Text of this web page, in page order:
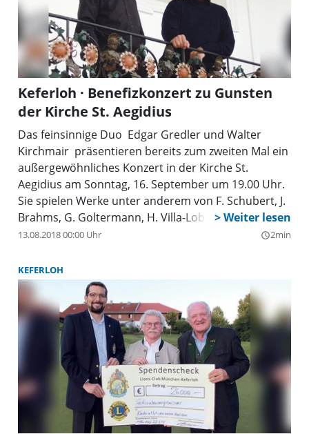
Keferloh · Benefizkonzert zu Gunsten
der Kirche St. Aegidius
Das feinsinnige Duo  Edgar Gredler und Walter
Kirchmair  präsentieren bereits zum zweiten Mal ein
außergewöhnliches Konzert in der Kirche St.
Aegidius am Sonntag, 16. September um 19.00 Uhr.
Sie spielen Werke unter anderem von F. Schubert, J.
Brahms, G. Goltermann, H. Villa-Lobos und A.
Piazzolla.
13.08.2018 00:00 Uhr query_builder2min
KEFERLOH